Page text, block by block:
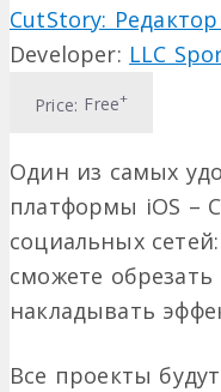
CutStory: Редактор
Developer: LLC
Price: Free+
Один из самых
платформы iOS –
социальных
сможете
накладывать
Все проекты